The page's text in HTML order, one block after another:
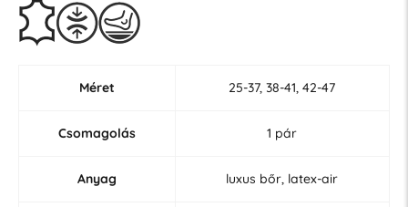
Méret 25-37, 38-41, 42-47
Csomagolás 1 pár
Anyag luxus bőr, latex-air